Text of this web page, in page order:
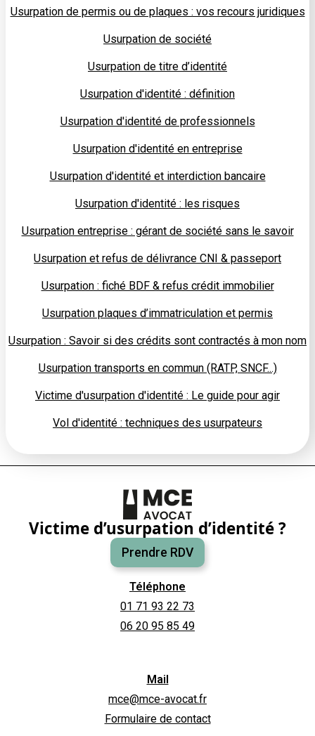
Usurpation de permis ou de plaques : vos recours juridiques
Usurpation de société
Usurpation de titre d’identité
Usurpation d'identité : définition
Usurpation d'identité de professionnels
Usurpation d'identité en entreprise
Usurpation d'identité et interdiction bancaire
Usurpation d'identité : les risques
Usurpation entreprise : gérant de société sans le savoir
Usurpation et refus de délivrance CNI & passeport
Usurpation : fiché BDF & refus crédit immobilier
Usurpation plaques d’immatriculation et permis
Usurpation : Savoir si des crédits sont contractés à mon nom
Usurpation transports en commun (RATP, SNCF...)
Victime d'usurpation d'identité : Le guide pour agir
Vol d'identité : techniques des usurpateurs
Victime d’usurpation d’identité ?
Prendre RDV
Téléphone
01 71 93 22 73
06 20 95 85 49
Mail
mce@mce-avocat.fr
Formulaire de contact